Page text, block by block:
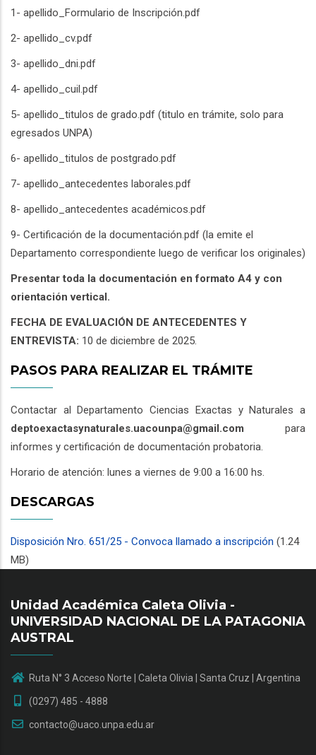
1- apellido_Formulario de Inscripción.pdf
2- apellido_cv.pdf
3- apellido_dni.pdf
4- apellido_cuil.pdf
5- apellido_titulos de grado.pdf (titulo en trámite, solo para
egresados UNPA)
6- apellido_titulos de postgrado.pdf
7- apellido_antecedentes laborales.pdf
8- apellido_antecedentes académicos.pdf
9- Certificación de la documentación.pdf (la emite el
Departamento correspondiente luego de verificar los originales)
Presentar toda la documentación en formato A4 y con
orientación vertical.
FECHA DE EVALUACIÓN DE ANTECEDENTES Y
ENTREVISTA: 10 de diciembre de 2025.
PASOS PARA REALIZAR EL TRÁMITE
Contactar al Departamento Ciencias Exactas y Naturales a
deptoexactasynaturales.uacounpa@gmail.com para
informes y certificación de documentación probatoria.
Horario de atención: lunes a viernes de 9:00 a 16:00 hs.
DESCARGAS
Disposición Nro. 651/25 - Convoca llamado a inscripción (1.24
MB)
Unidad Académica Caleta Olivia -
UNIVERSIDAD NACIONAL DE LA PATAGONIA
AUSTRAL
Ruta N° 3 Acceso Norte | Caleta Olivia | Santa Cruz | Argentina
(0297) 485 - 4888
contacto@uaco.unpa.edu.ar